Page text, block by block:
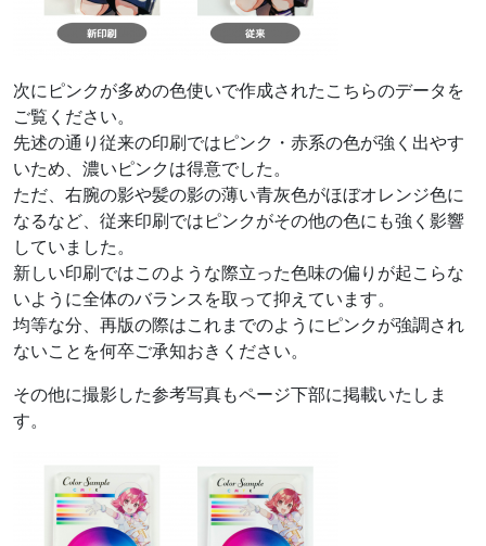
次にピンクが多めの色使いで作成されたこちらのデータを
ご覧ください。
先述の通り従来の印刷ではピンク・赤系の色が強く出やす
いため、濃いピンクは得意でした。
ただ、右腕の影や髪の影の薄い青灰色がほぼオレンジ色に
なるなど、従来印刷ではピンクがその他の色にも強く影響
していました。
新しい印刷ではこのような際立った色味の偏りが起こらな
いように全体のバランスを取って抑えています。
均等な分、再版の際はこれまでのようにピンクが強調され
ないことを何卒ご承知おきください。
その他に撮影した参考写真もページ下部に掲載いたしま
す。